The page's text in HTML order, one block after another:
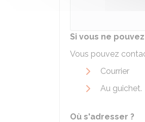
Si vous ne
Vous pouvez
Courrier
Au guichet.
Où s'adresser ?